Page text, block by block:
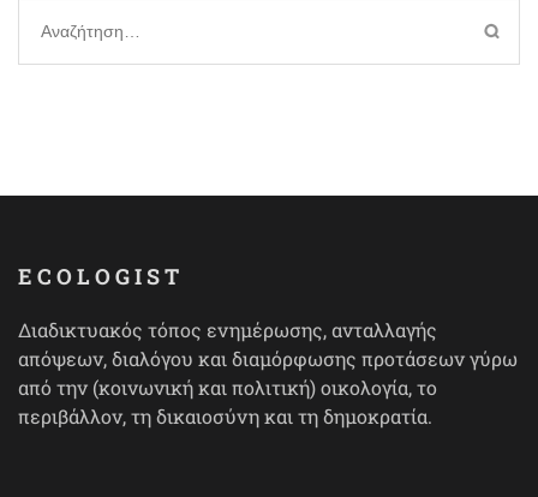
Αναζήτηση
για:
ECOLOGIST
Διαδικτυακός τόπος ενημέρωσης, ανταλλαγής
απόψεων, διαλόγου και διαμόρφωσης προτάσεων γύρω
από την (κοινωνική και πολιτική) οικολογία, το
περιβάλλον, τη δικαιοσύνη και τη δημοκρατία.